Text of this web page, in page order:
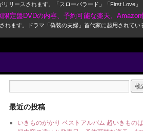
リリースされます。「スローバラード」「First
定盤DVDの内容、予約可能な楽天、Amazon
れます。ドラマ「偽装の夫婦」首代家に起用され
最近の投稿
いきものがかり ベストアルバム 超いきもの